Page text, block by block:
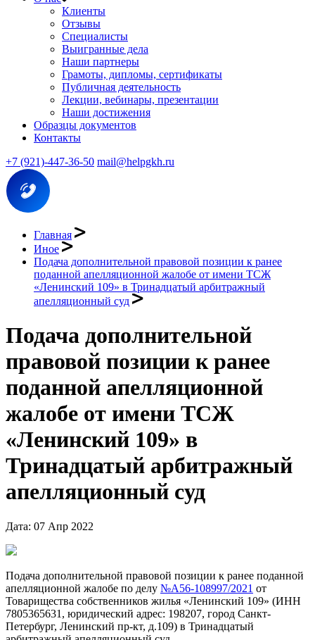
Клиенты
Отзывы
Специалисты
Выигранные дела
Наши партнеры
Грамоты, дипломы, сертификаты
Публичная деятельность
Лекции, вебинары, презентации
Наши достижения
Образцы документов
Контакты
+7 (921)-447-36-50 mail@helpgkh.ru
Главная
Иное
Подача дополнительной правовой позиции к ранее
поданной апелляционной жалобе от имени ТСЖ
«Ленинский 109» в Тринадцатый арбитражный
апелляционный суд
Подача дополнительной
правовой позиции к ранее
поданной апелляционной
жалобе от имени ТСЖ
«Ленинский 109» в
Тринадцатый арбитражный
апелляционный суд
Дата: 07 Апр 2022
Подача дополнительной правовой позиции к ранее поданной
апелляционной жалобе по делу №А56-108997/2021 от
Товарищества собственников жилья «Ленинский 109» (ИНН
7805365631, юридический адрес: 198207, город Санкт-
Петербург, Ленинский пр-кт, д.109) в Тринадцатый